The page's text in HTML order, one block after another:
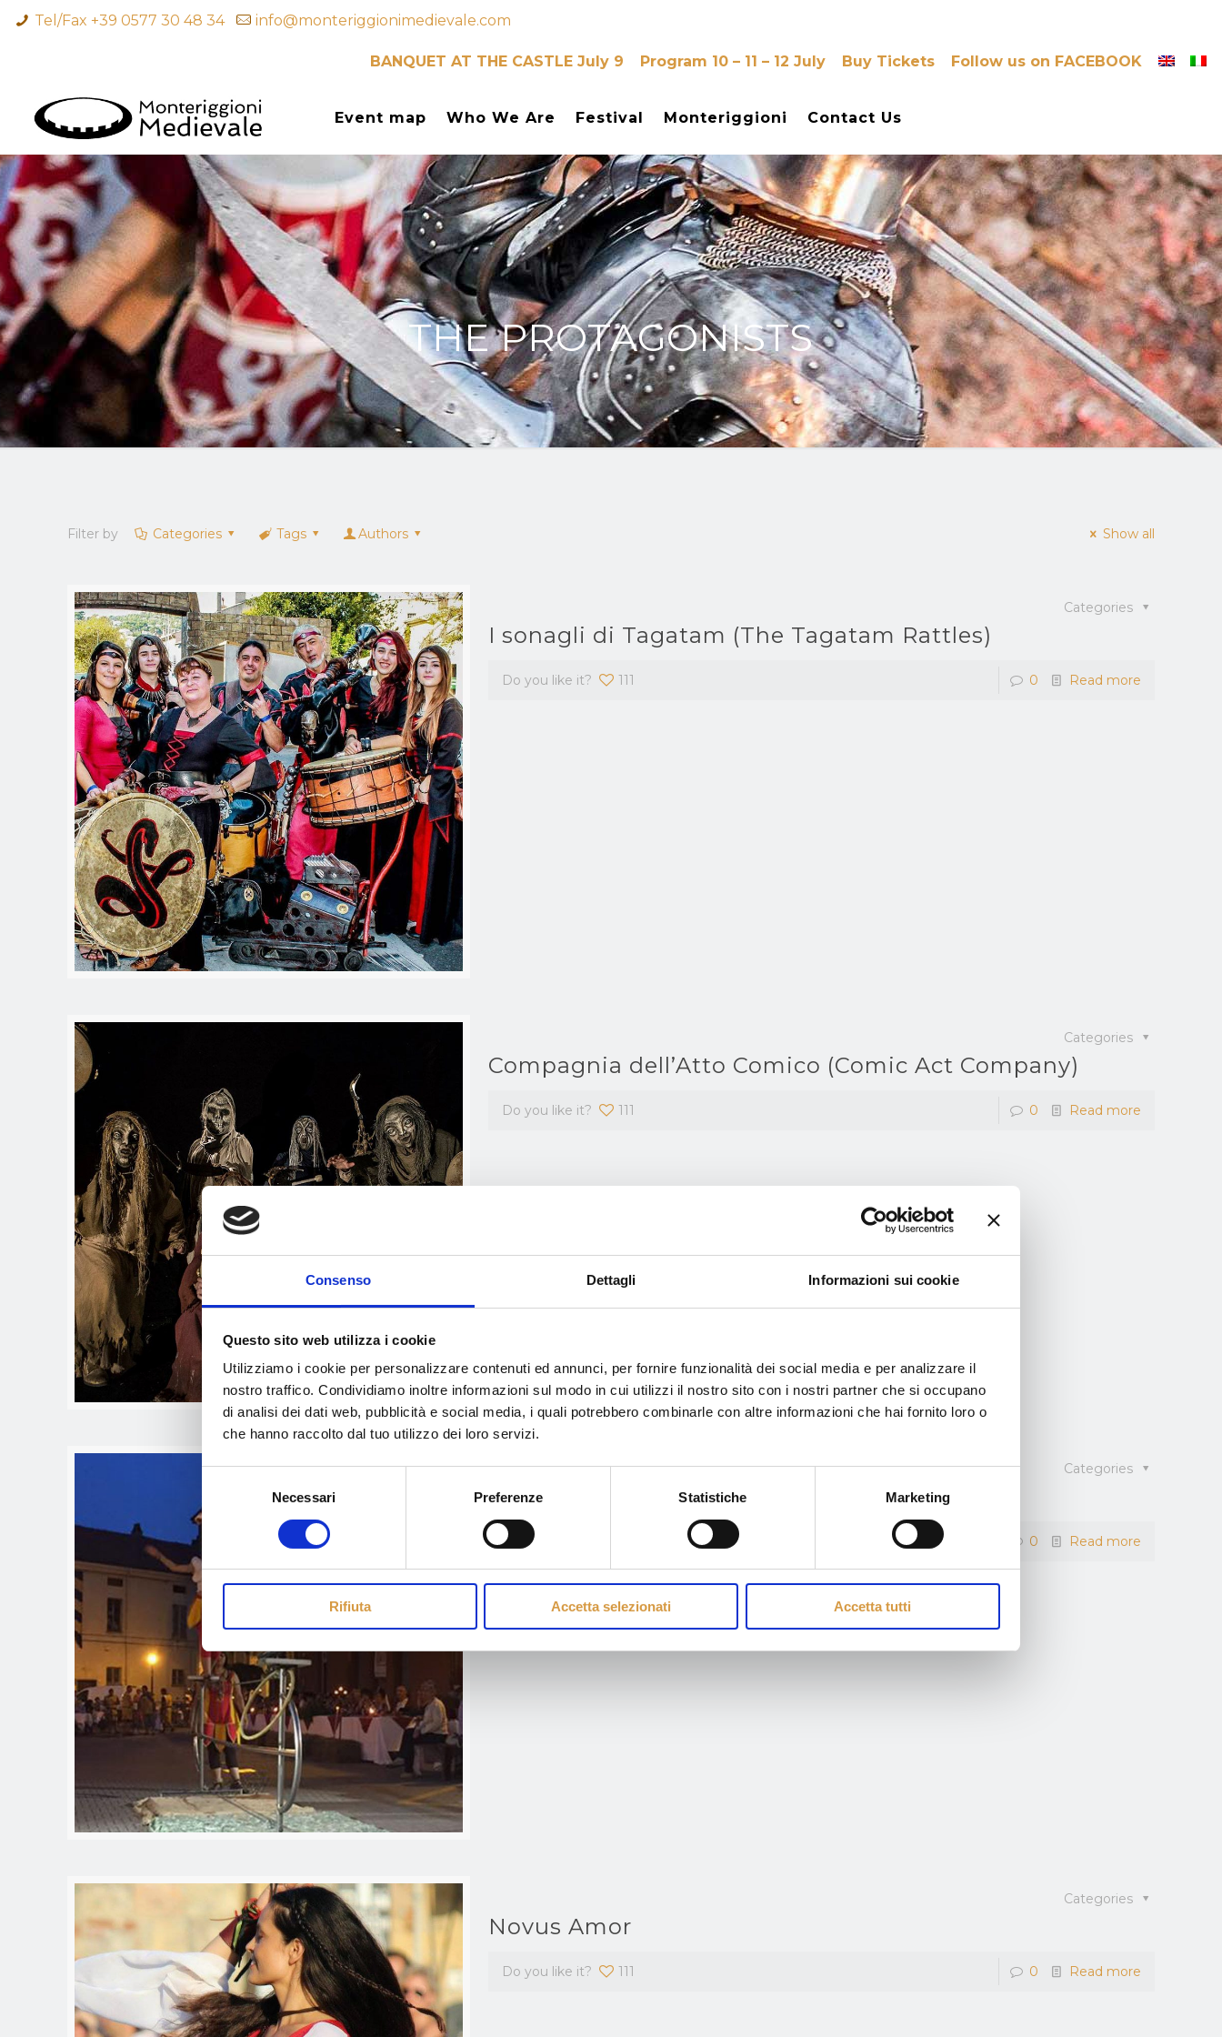
Consenso Dettagli Informazioni sui cookie
Questo sito web utilizza i cookie
Utilizziamo i cookie per personalizzare contenuti ed annunci, per fornire funzionalità dei social media e per analizzare il
nostro traffico. Condividiamo inoltre informazioni sul modo in cui utilizzi il nostro sito con i nostri partner che si occupano
di analisi dei dati web, pubblicità e social media, i quali potrebbero combinarle con altre informazioni che hai fornito loro o
che hanno raccolto dal tuo utilizzo dei loro servizi.
consenso
Necessari Preferenze Statistiche Marketing
Rifiuta Accetta selezionati Accetta tutti
Tel/Fax +39 0577 30 48 34 info@monteriggionimedievale.com
BANQUET AT THE CASTLE July 9 Program 10 – 11 – 12 July Buy Tickets Follow us on FACEBOOK
Event map Who We Are Festival Monteriggioni Contact Us
THE PROTAGONISTS
Filter by Categories Tags Authors Show all
Categories
I sonagli di Tagatam (The Tagatam Rattles)
Do you like it? 111 0 Read more
Categories
Compagnia dell’Atto Comico (Comic Act Company)
Do you like it? 111 0 Read more
Categories
I Giullari del Carretto (The Cart Jesters)
Do you like it? 0 Read more
Categories
Novus Amor
Do you like it? 111 0 Read more